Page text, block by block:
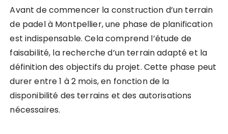
Avant de commencer la construction d’un terrain
de padel à Montpellier, une phase de planification
est indispensable. Cela comprend l’étude de
faisabilité, la recherche d’un terrain adapté et la
définition des objectifs du projet. Cette phase peut
durer entre 1 à 2 mois, en fonction de la
disponibilité des terrains et des autorisations
nécessaires.